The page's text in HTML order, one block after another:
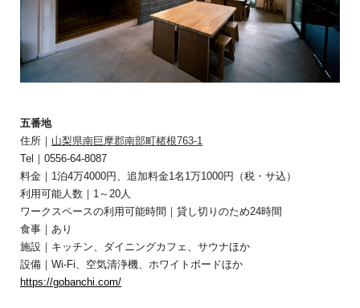
五番地
住所｜ 山梨県南巨摩郡南部町楮根763-1
Tel｜0556-64-8087
料金｜1泊4万4000円、追加料金1名1万1000円（税・サ込）
利用可能人数｜1～20人
ワークスペースの利用可能時間｜貸し切りのため24時間
食事｜あり
施設｜キッチン、ダイニングカフェ、サウナほか
設備｜Wi-Fi、空気清浄機、ホワイトボードほか
https://gobanchi.com/